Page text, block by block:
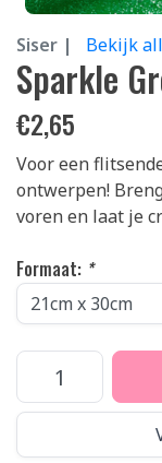
Siser | Bekijk
Sparkle
€2,65
Voor een
ontwerpen!
voren en laat je
Formaat: *